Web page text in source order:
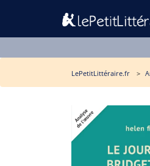
LePetitLittéraire.fr